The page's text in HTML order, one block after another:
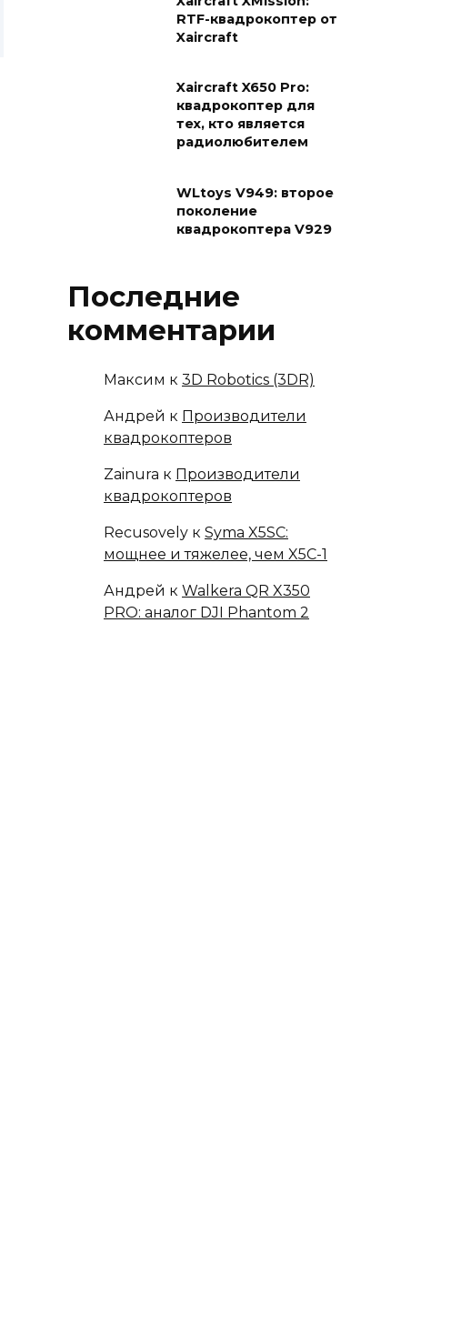
RTF-квадрокоптер от
Xaircraft
Xaircraft X650 Pro:
квадрокоптер для
тех, кто является
радиолюбителем
WLtoys V949: второе
поколение
квадрокоптера V929
Последние
комментарии
Максим к 3D Robotics (3DR)
Андрей к Производители
квадрокоптеров
Zainura к Производители
квадрокоптеров
Recusovely к Syma X5SC:
мощнее и тяжелее, чем X5C-1
Андрей к Walkera QR X350
PRO: аналог DJI Phantom 2